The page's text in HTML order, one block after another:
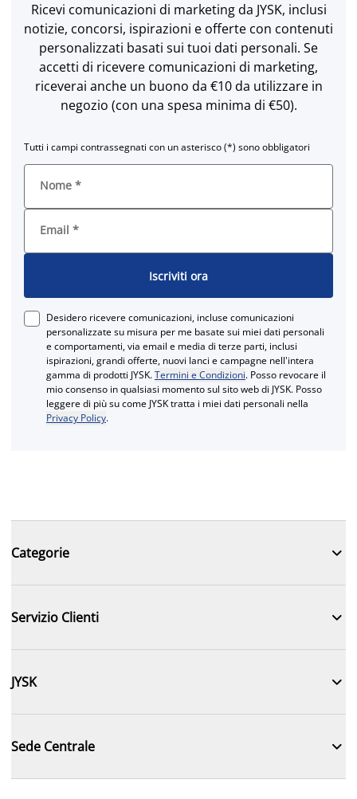
Ricevi comunicazioni di marketing da JYSK, inclusi
notizie, concorsi, ispirazioni e offerte con contenuti
personalizzati basati sui tuoi dati personali. Se
accetti di ricevere comunicazioni di marketing,
riceverai anche un buono da €10 da utilizzare in
negozio (con una spesa minima di €50).
Tutti i campi contrassegnati con un asterisco (*) sono obbligatori
Nome *
Email *
Iscriviti ora
Desidero ricevere comunicazioni, incluse comunicazioni
personalizzate su misura per me basate sui miei dati personali
e comportamenti, via email e media di terze parti, inclusi
ispirazioni, grandi offerte, nuovi lanci e campagne nell'intera
gamma di prodotti JYSK.Termini e Condizioni. Posso revocare il
mio consenso in qualsiasi momento sul sito web di JYSK. Posso
leggere di più su come JYSK tratta i miei dati personali nella
Privacy Policy.
Categorie 
Servizio Clienti 
JYSK 
Sede Centrale 